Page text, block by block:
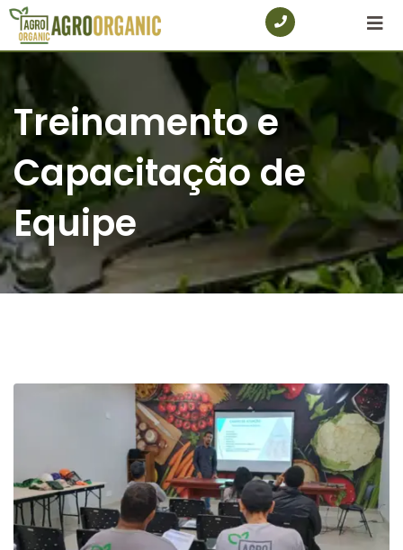
Skip
Treinamento e
Capacitação de
Equipe